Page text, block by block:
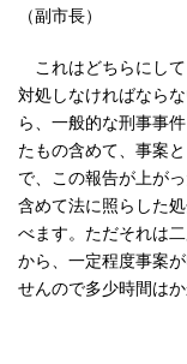
（副市長）
これはどちらにし
対処しなければなら
ら、一般的な刑事事
たもの含めて、事案
で、この報告が上が
含めて法に照らした
べます。ただそれは
から、一定程度事案
せんので多少時間はか